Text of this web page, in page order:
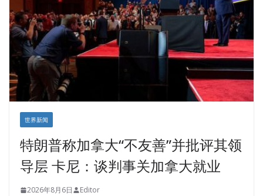
世界新闻
特朗普称加拿大“不友善”并批评其领
导层 卡尼：谈判事关加拿大就业
2026年8月6日 Editor